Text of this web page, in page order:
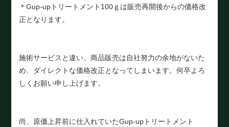
＊Gup-upトリートメント100ｇは販売再開後からの価格改
正となります。
施術サービスと違い、商品販売は自社努力の余地がないた
め、ダイレクトな価格改正となってしまいます。何卒よろ
しくお願い申し上げます。
尚、原価上昇前に仕入れていたGup-upトリートメント